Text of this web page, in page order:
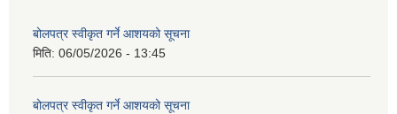
बोलपत्र स्वीकृत गर्ने आशयको सूचना
मिति: 06/05/2026 - 13:45
बोलपत्र स्वीकृत गर्ने आशयको सूचना